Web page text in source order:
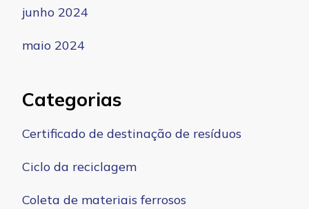
junho 2024
maio 2024
Categorias
Certificado de destinação de resíduos
Ciclo da reciclagem
Coleta de materiais ferrosos